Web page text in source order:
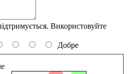
Використовуйте
Добре